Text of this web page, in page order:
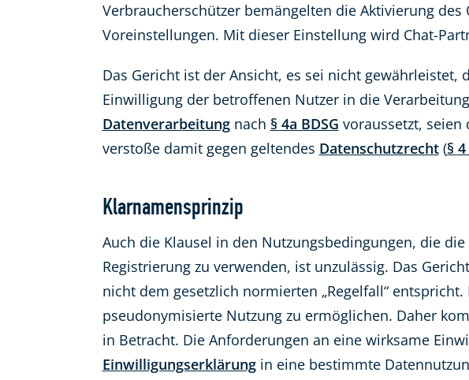
Verbraucherschützer bemängelten die Aktivierung
Voreinstellungen. Mit dieser Einstellung wird Chat-
Das Gericht ist der Ansicht, es sei nicht
Einwilligung der betroffenen Nutzer in die
Datenverarbeitungnach § 4a BDSG voraussetzt, seien
verstoße damit gegen geltendes Datenschutzrecht(§ 4
Klarnamensprinzip
Auch die Klausel in den Nutzungsbedingungen, die
Registrierung zu verwenden, ist unzulässig. Das
nicht dem gesetzlich normierten „Regelfall“ entspricht.
pseudonymisierte Nutzung zu ermöglichen. Daher
in Betracht. Die Anforderungen an eine wirksame
Einwilligungserklärungin eine bestimmte